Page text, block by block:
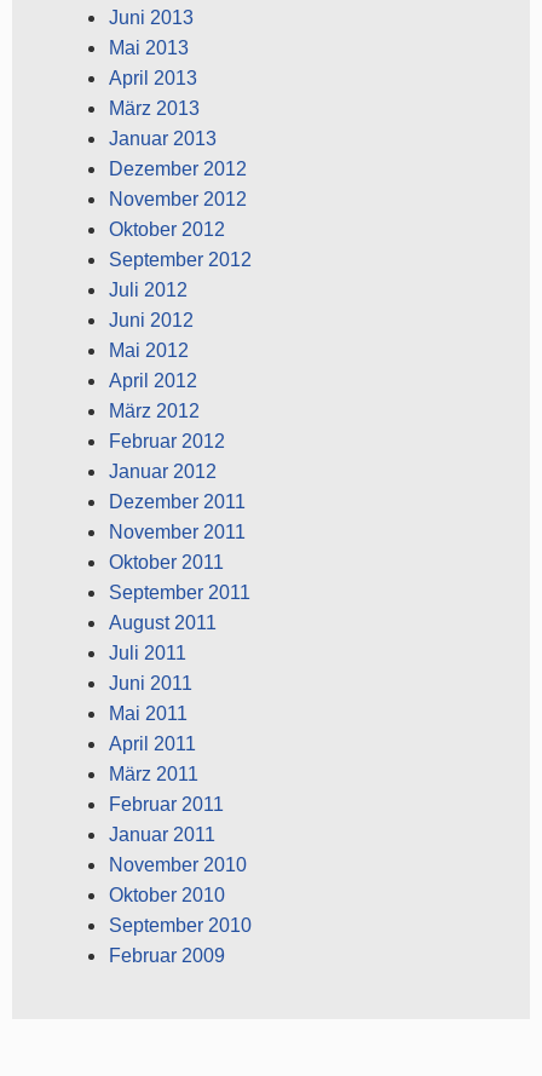
Juni 2013
Mai 2013
April 2013
März 2013
Januar 2013
Dezember 2012
November 2012
Oktober 2012
September 2012
Juli 2012
Juni 2012
Mai 2012
April 2012
März 2012
Februar 2012
Januar 2012
Dezember 2011
November 2011
Oktober 2011
September 2011
August 2011
Juli 2011
Juni 2011
Mai 2011
April 2011
März 2011
Februar 2011
Januar 2011
November 2010
Oktober 2010
September 2010
Februar 2009